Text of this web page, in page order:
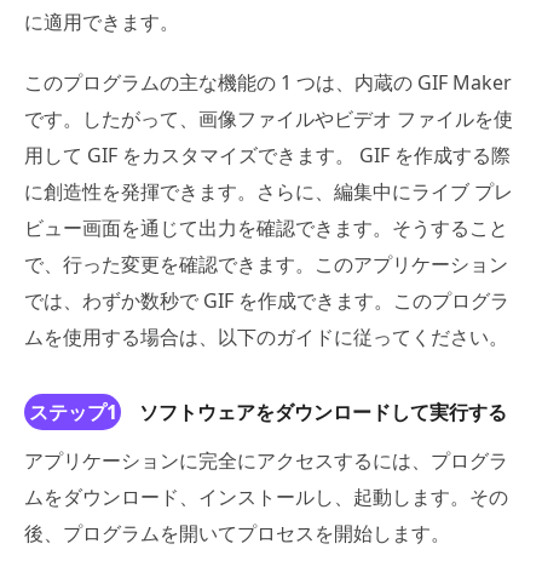
に適用できます。
このプログラムの主な機能の 1 つは、内蔵の GIF Maker
です。したがって、画像ファイルやビデオ ファイルを使
用して GIF をカスタマイズできます。 GIF を作成する際
に創造性を発揮できます。さらに、編集中にライブ プレ
ビュー画面を通じて出力を確認できます。そうすること
で、行った変更を確認できます。このアプリケーション
では、わずか数秒で GIF を作成できます。このプログラ
ムを使用する場合は、以下のガイドに従ってください。
ステップ1
ソフトウェアをダウンロードして実行する
アプリケーションに完全にアクセスするには、プログラ
ムをダウンロード、インストールし、起動します。その
後、プログラムを開いてプロセスを開始します。